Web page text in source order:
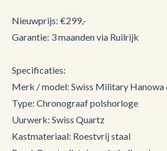
Nieuwprijs: €299,-
Garantie: 3 maanden via Ruilrijk
Specificaties:
Merk / model: Swiss Military Hanowa
Type: Chronograaf polshorloge
Uurwerk: Swiss Quartz
Kastmateriaal: Roestvrij staal